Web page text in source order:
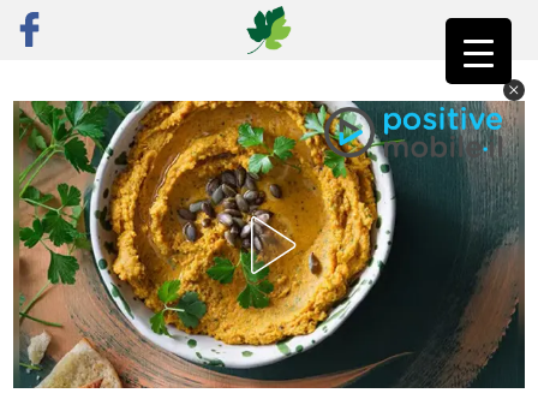
ראשי»רק מתכונים מיני-בטטות צלויות בחמאת אגוזי לוז, זוקיני ושום ירוק